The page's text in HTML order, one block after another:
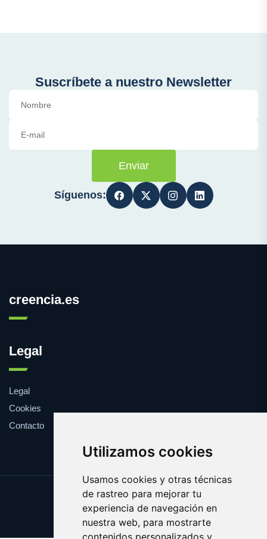
Utilizamos cookies
Usamos cookies y otras técnicas
de rastreo para mejorar tu
experiencia de navegación en
nuestra web, para mostrarte
contenidos personalizados y
Suscríbete a nuestro Newsletter
Enviar
Síguenos:
creencia.es
Legal
Legal
Cookies
Contacto
Update cookies preferences
Copyright © 2025 creencia.es